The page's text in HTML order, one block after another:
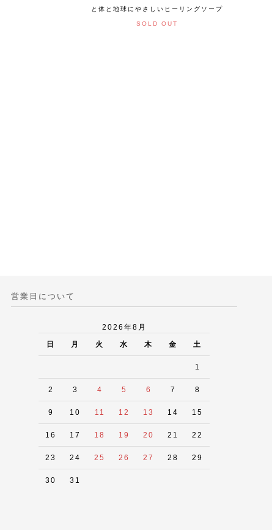
と体と地球にやさしいヒーリングソープ
SOLD OUT
営業日について
2026年8月
日 月 火 水 木 金 土
1
2 3 4 5 6 7 8
9 10 11 12 13 14 15
16 17 18 19 20 21 22
23 24 25 26 27 28 29
30 31